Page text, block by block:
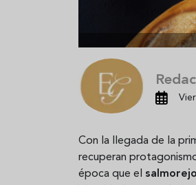
Con la llegada de la
recuperan
época que el